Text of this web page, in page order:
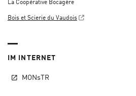
La Coopérative Bocagère
Bois et Scierie du Vaudois
IM INTERNET
MONsTR